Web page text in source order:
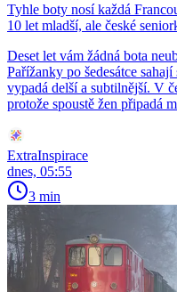
Tyhle boty nosí každá
10 let mladší, ale české
Deset let vám žádná bota
Pařížanky po šedesátce
vypadá delší a subtilnější. V
protože spoustě žen připadá
ExtraInspirace
dnes, 05:55
3 min